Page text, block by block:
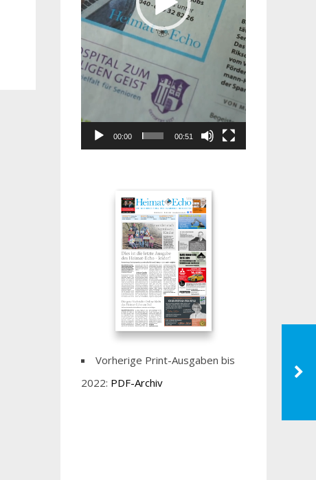
00:00 00:51
Vorherige Print-Ausgaben bis
2022: PDF-Archiv